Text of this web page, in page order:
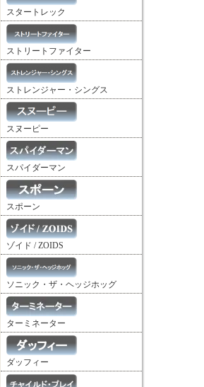
スタートレック
ストリートファイター
ストレンジャー・シングス
スヌーピー
スパイダーマン
スポーン
ゾイド / ZOIDS
ソニック・ザ・ヘッジホッグ
ターミネーター
ダッフィー